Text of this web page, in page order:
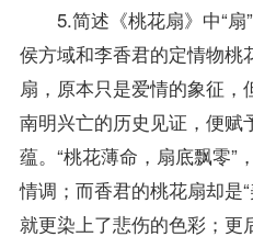
5.简述《桃花扇》中“扇
侯方域和李香君的定情物桃
扇，原本只是爱情的象征
南明兴亡的历史见证，便赋
蕴。“桃花薄命，扇底飘零”
情调；而香君的桃花扇却是
就更染上了悲伤的色彩；